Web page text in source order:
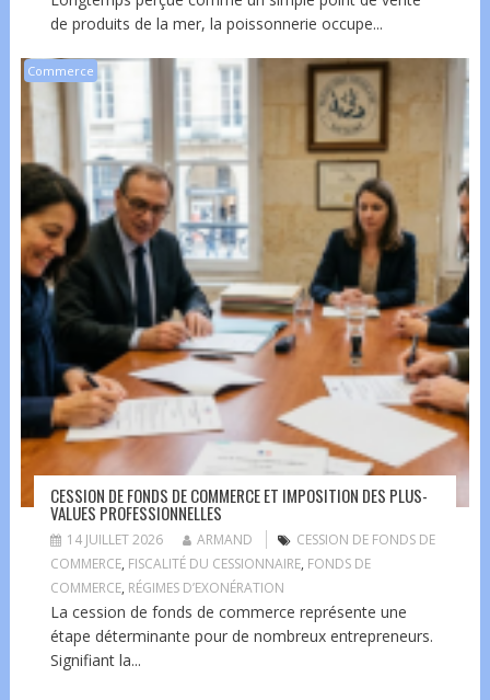
de produits de la mer, la poissonnerie occupe...
Commerce
CESSION DE FONDS DE COMMERCE ET IMPOSITION DES PLUS-
VALUES PROFESSIONNELLES
14 JUILLET 2026 ARMAND
CESSION DE FONDS DE
COMMERCE, FISCALITÉ DU CESSIONNAIRE, FONDS DE
COMMERCE, RÉGIMES D’EXONÉRATION
La cession de fonds de commerce représente une
étape déterminante pour de nombreux entrepreneurs.
Signifiant la...